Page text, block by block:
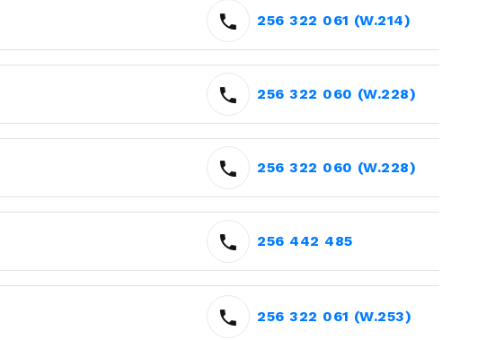
256 322 061 (W.214)
256 322 060 (W.228)
256 322 060 (W.228)
256 442 485
256 322 061 (W.253)